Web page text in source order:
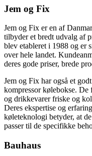
Jem og Fix
Jem og Fix er en af
tilbyder et bredt udvalg af
blev etableret i 1988 og er
over hele landet.
deres gode priser, brede
Jem og Fix har også et
kompressor kølebokse.
og drikkevarer friske og
Deres ekspertise og
køleteknologi betyder, at
passer til de specifikke
Bauhaus